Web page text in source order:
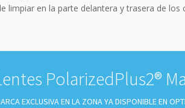
limpiar en la parte delantera y trasera de los
PolarizedPlus2®
EXCLUSIVA EN LA ZONA YA DISPONIBLE EN